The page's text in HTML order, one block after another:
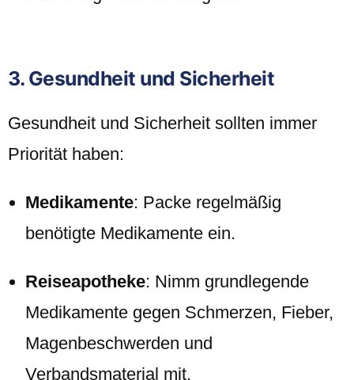
3. Gesundheit und Sicherheit
Gesundheit und Sicherheit sollten immer
Priorität haben:
Medikamente: Packe regelmäßig
benötigte Medikamente ein.
Reiseapotheke: Nimm grundlegende
Medikamente gegen Schmerzen, Fieber,
Magenbeschwerden und
Verbandsmaterial mit.